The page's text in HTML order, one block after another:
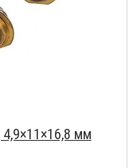
4,9×11×16,8 мм